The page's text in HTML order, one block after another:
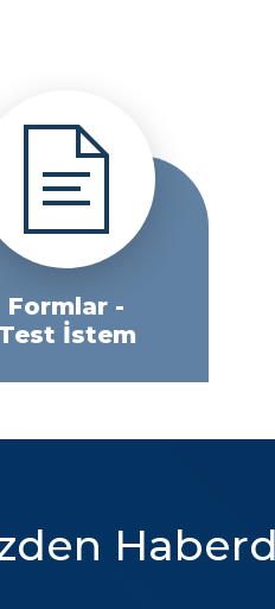
Formlar -
İstem